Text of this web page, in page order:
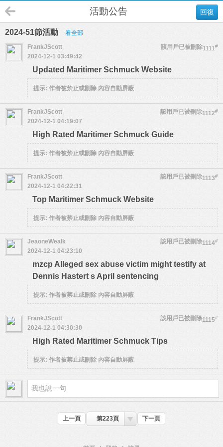
回復
活動公告
2024-51節活動 看全部
1111#
FrankJScott
該用戶已被刪除
2024-12-1 03:49:42
Updated Maritimer Schmuck Website
提示: 作者被禁止或刪除 內容自動屏蔽
1112#
FrankJScott
該用戶已被刪除
2024-12-1 04:19:07
High Rated Maritimer Schmuck Guide
提示: 作者被禁止或刪除 內容自動屏蔽
1113#
FrankJScott
該用戶已被刪除
2024-12-1 04:22:31
Top Maritimer Schmuck Website
提示: 作者被禁止或刪除 內容自動屏蔽
1114#
JeaoneWealk
該用戶已被刪除
2024-12-1 04:23:10
mzcp Alleged sex abuse victim might testify at
Dennis Hastert s April sentencing
提示: 作者被禁止或刪除 內容自動屏蔽
1115#
FrankJScott
該用戶已被刪除
2024-12-1 04:30:30
High Rated Maritimer Schmuck Tips
提示: 作者被禁止或刪除 內容自動屏蔽
上一頁 第223頁 下一頁